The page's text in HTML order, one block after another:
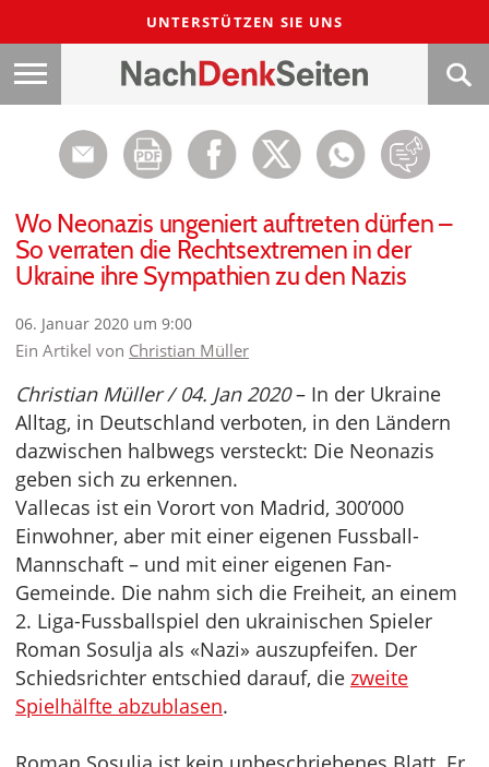
UNTERSTÜTZEN SIE UNS
Wo Neonazis ungeniert auftreten dürfen –
So verraten die Rechtsextremen in der
Ukraine ihre Sympathien zu den Nazis
06. Januar 2020 um 9:00
Ein Artikel von Christian Müller
Christian Müller / 04. Jan 2020– In der Ukraine
Alltag, in Deutschland verboten, in den Ländern
dazwischen halbwegs versteckt: Die Neonazis
geben sich zu erkennen.
Vallecas ist ein Vorort von Madrid, 300’000
Einwohner, aber mit einer eigenen Fussball-
Mannschaft – und mit einer eigenen Fan-
Gemeinde. Die nahm sich die Freiheit, an einem
2. Liga-Fussballspiel den ukrainischen Spieler
Roman Sosulja als «Nazi» auszupfeifen. Der
Schiedsrichter entschied darauf, die zweite
Spielhälfte abzublasen.